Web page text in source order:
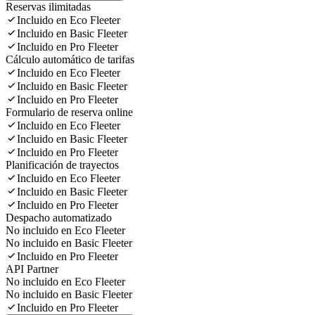
Reservas ilimitadas
Incluido en Eco Fleeter
Incluido en Basic Fleeter
Incluido en Pro Fleeter
Cálculo automático de tarifas
Incluido en Eco Fleeter
Incluido en Basic Fleeter
Incluido en Pro Fleeter
Formulario de reserva online
Incluido en Eco Fleeter
Incluido en Basic Fleeter
Incluido en Pro Fleeter
Planificación de trayectos
Incluido en Eco Fleeter
Incluido en Basic Fleeter
Incluido en Pro Fleeter
Despacho automatizado
No incluido en Eco Fleeter
No incluido en Basic Fleeter
Incluido en Pro Fleeter
API Partner
No incluido en Eco Fleeter
No incluido en Basic Fleeter
Incluido en Pro Fleeter